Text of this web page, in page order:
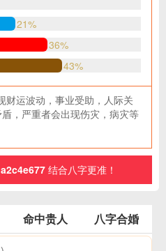
21%
36%
43%
财运波动，事业受助，人际关
，严重者会出现伤灾，病灾等
a2c4e677 结合八字更准！
命中贵人 八字合婚